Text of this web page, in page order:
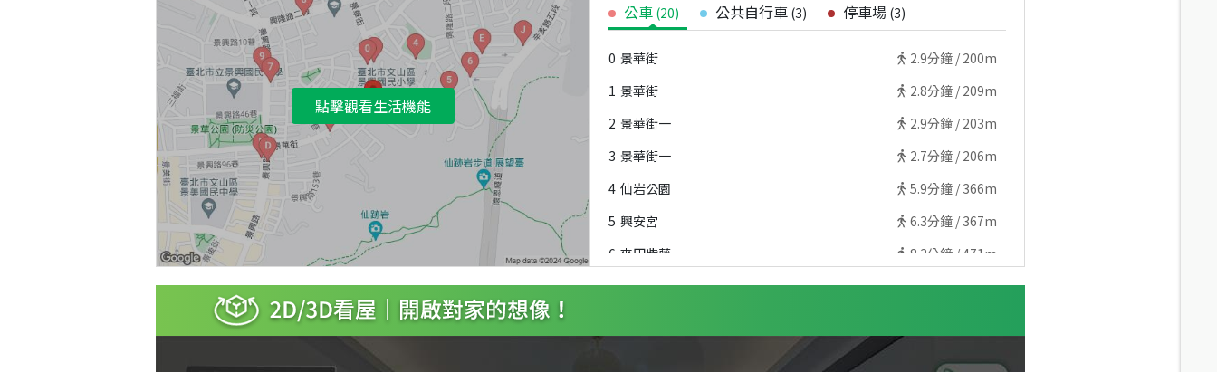
點擊觀看生活機能
公車 (20) 公共自行車 (3) 停車場 (3)
0 景華街 2.9分鐘 / 200m
1 景華街 2.8分鐘 / 209m
2 景華街一 2.9分鐘 / 203m
3 景華街一 2.7分鐘 / 206m
4 仙岩公園 5.9分鐘 / 366m
5 興安宮 6.3分鐘 / 367m
6 麥田紫藤 8.3分鐘 / 471m
7 景興國中 6.5分鐘 /463m